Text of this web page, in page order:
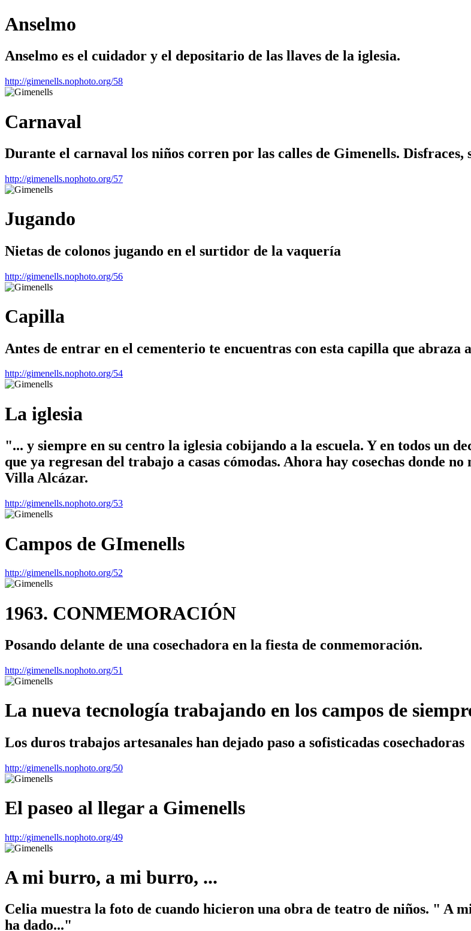
Anselmo
Anselmo es el cuidador y el depositario de las llaves de la iglesia.
http://gimenells.nophoto.org/58
Carnaval
Durante el carnaval los niños corren por las calles de Gimenells. Disfraces,
http://gimenells.nophoto.org/57
Jugando
Nietas de colonos jugando en el surtidor de la vaquería
http://gimenells.nophoto.org/56
Capilla
Antes de entrar en el cementerio te encuentras con esta capilla que abraza
http://gimenells.nophoto.org/54
La iglesia
"... y siempre en su centro la iglesia cobijando a la escuela. Y en todos un
que ya regresan del trabajo a casas cómodas. Ahora hay cosechas donde
Villa Alcázar.
http://gimenells.nophoto.org/53
Campos de GImenells
http://gimenells.nophoto.org/52
1963. CONMEMORACIÓN
Posando delante de una cosechadora en la fiesta de conmemoración.
http://gimenells.nophoto.org/51
La nueva tecnología trabajando en los campos de
Los duros trabajos artesanales han dejado paso a sofisticadas cosechadoras
http://gimenells.nophoto.org/50
El paseo al llegar a Gimenells
http://gimenells.nophoto.org/49
A mi burro, a mi burro, ...
Celia muestra la foto de cuando hicieron una obra de teatro de niños. " A
ha dado..."